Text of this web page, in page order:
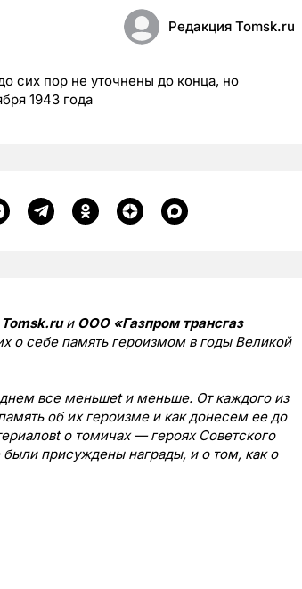
Редакция Tomsk.ru
сих пор не уточнены до конца, но
1943 года
Tomsk.ruи ООО «Газпром трансгаз
о себе память героизмом в годы Великой
все меньшеt и меньше. От каждого из
об их героизме и как донесем ее до
о томичах — героях Советского
присуждены награды, и о том, как о